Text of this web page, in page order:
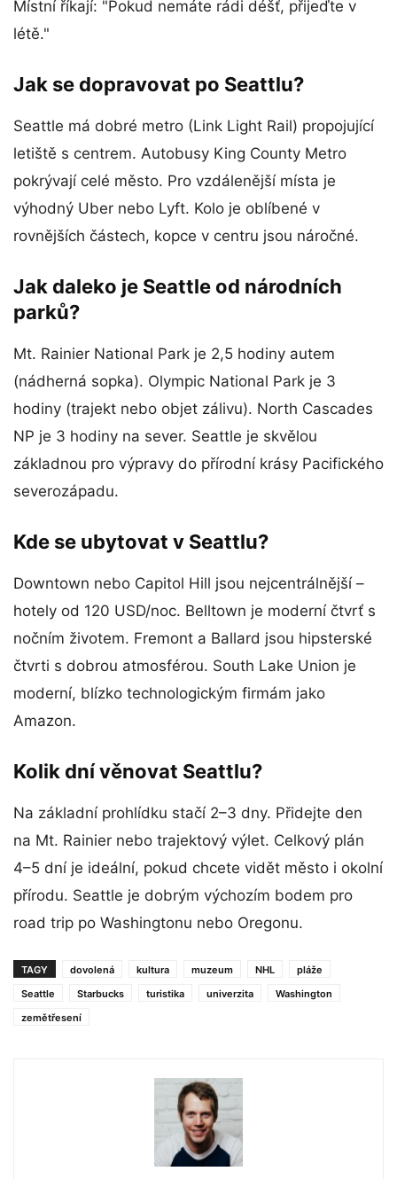
Místní říkají: "Pokud nemáte rádi déšť, přijeďte v
létě."
Jak se dopravovat po Seattlu?
Seattle má dobré metro (Link Light Rail) propojující
letiště s centrem. Autobusy King County Metro
pokrývají celé město. Pro vzdálenější místa je
výhodný Uber nebo Lyft. Kolo je oblíbené v
rovnějších částech, kopce v centru jsou náročné.
Jak daleko je Seattle od národních
parků?
Mt. Rainier National Park je 2,5 hodiny autem
(nádherná sopka). Olympic National Park je 3
hodiny (trajekt nebo objet zálivu). North Cascades
NP je 3 hodiny na sever. Seattle je skvělou
základnou pro výpravy do přírodní krásy Pacifického
severozápadu.
Kde se ubytovat v Seattlu?
Downtown nebo Capitol Hill jsou nejcentrálnější –
hotely od 120 USD/noc. Belltown je moderní čtvrť s
nočním životem. Fremont a Ballard jsou hipsterské
čtvrti s dobrou atmosférou. South Lake Union je
moderní, blízko technologickým firmám jako
Amazon.
Kolik dní věnovat Seattlu?
Na základní prohlídku stačí 2–3 dny. Přidejte den
na Mt. Rainier nebo trajektový výlet. Celkový plán
4–5 dní je ideální, pokud chcete vidět město i okolní
přírodu. Seattle je dobrým výchozím bodem pro
road trip po Washingtonu nebo Oregonu.
TAGY dovolená kultura muzeum NHL
pláže
Seattle
Starbucks turistika univerzita
Washington
zemětřesení